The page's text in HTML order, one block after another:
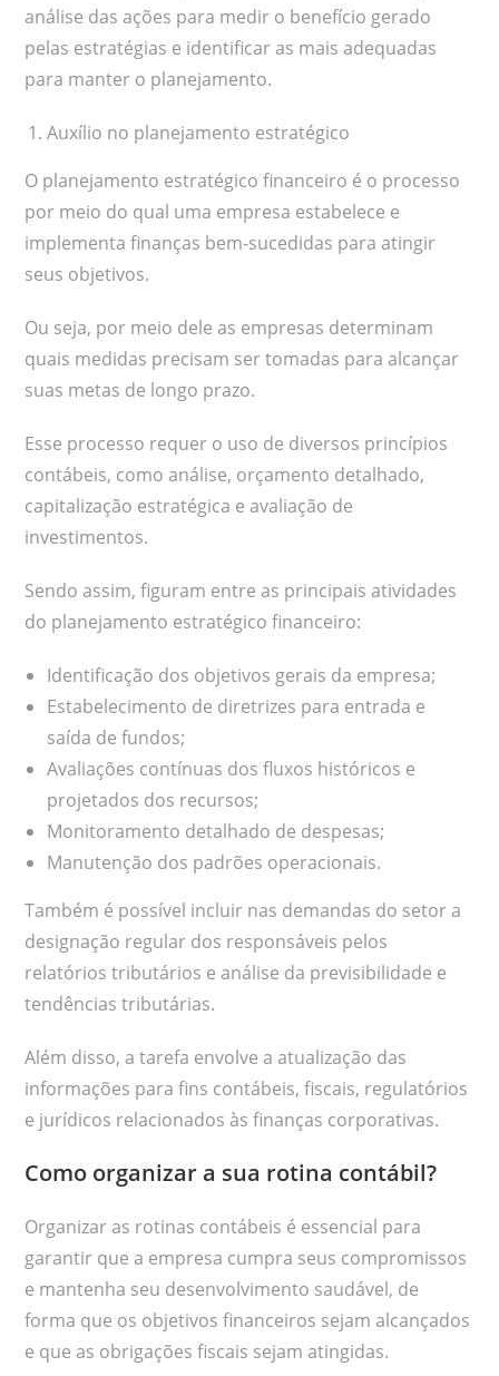
análise das ações para medir o benefício gerado
pelas estratégias e identificar as mais adequadas
para manter o planejamento.
Auxílio no planejamento estratégico
O planejamento estratégico financeiro é o processo
por meio do qual uma empresa estabelece e
implementa finanças bem-sucedidas para atingir
seus objetivos.
Ou seja, por meio dele as empresas determinam
quais medidas precisam ser tomadas para alcançar
suas metas de longo prazo.
Esse processo requer o uso de diversos princípios
contábeis, como análise, orçamento detalhado,
capitalização estratégica e avaliação de
investimentos.
Sendo assim, figuram entre as principais atividades
do planejamento estratégico financeiro:
Identificação dos objetivos gerais da empresa;
Estabelecimento de diretrizes para entrada e
saída de fundos;
Avaliações contínuas dos fluxos históricos e
projetados dos recursos;
Monitoramento detalhado de despesas;
Manutenção dos padrões operacionais.
Também é possível incluir nas demandas do setor a
designação regular dos responsáveis pelos
relatórios tributários e análise da previsibilidade e
tendências tributárias.
Além disso, a tarefa envolve a atualização das
informações para fins contábeis, fiscais, regulatórios
e jurídicos relacionados às finanças corporativas.
Como organizar a sua rotina contábil?
Organizar as rotinas contábeis é essencial para
garantir que a empresa cumpra seus compromissos
e mantenha seu desenvolvimento saudável, de
forma que os objetivos financeiros sejam alcançados
e que as obrigações fiscais sejam atingidas.